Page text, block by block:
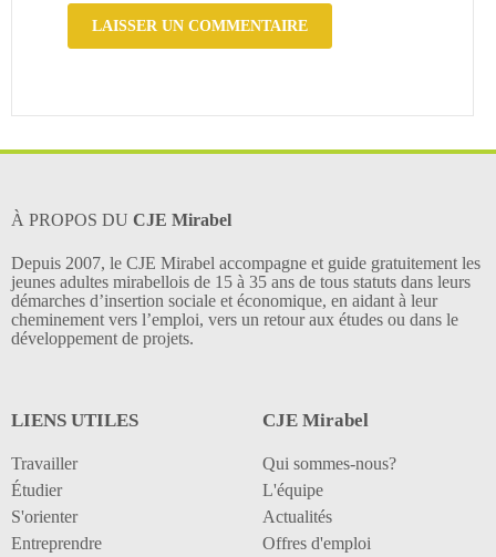
À PROPOS DU CJE Mirabel
Depuis 2007, le CJE Mirabel accompagne et guide gratuitement les
jeunes adultes mirabellois de 15 à 35 ans de tous statuts dans leurs
démarches d’insertion sociale et économique, en aidant à leur
cheminement vers l’emploi, vers un retour aux études ou dans le
développement de projets.
LIENS UTILES
Travailler
Étudier
S'orienter
Entreprendre
CJE Mirabel
Qui sommes-nous?
L'équipe
Actualités
Offres d'emploi